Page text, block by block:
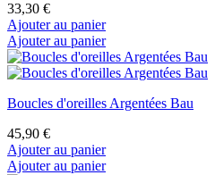
33,30 €
Ajouter au panier
Ajouter au panier
Boucles d'oreilles Argentées Bau
45,90 €
Ajouter au panier
Ajouter au panier